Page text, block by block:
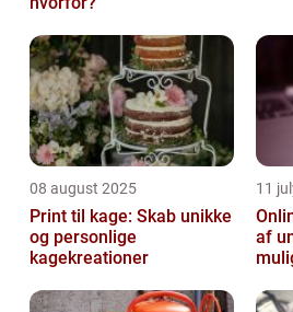
08 august 2025
Print til kage: Skab unikke
og personlige
kagekreationer
11
af